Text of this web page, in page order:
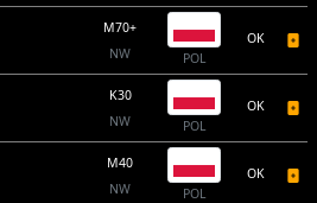
M70+
NW
POL
OK
K30
NW
POL
OK
M40
NW
POL
OK